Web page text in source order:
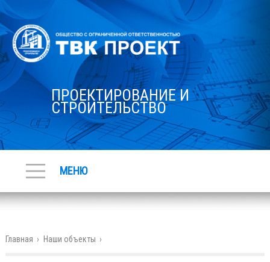
ПРОЕКТИРОВАНИЕ И
СТРОИТЕЛЬСТВО
МЕНЮ
Главная › Наши объекты ›